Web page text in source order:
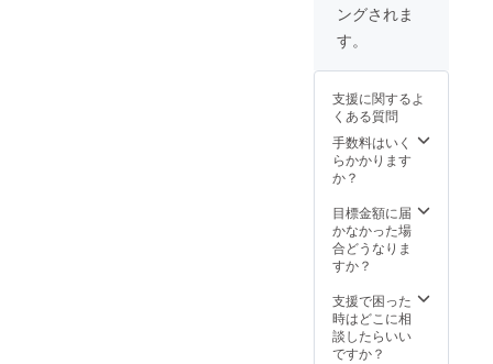
き1回、メンバー
3人とお客様との
集合チェキを無
料で撮影致しま
す。
ングされま
す。
支援に関するよ
くある質問
手数料はいく
らかかります
か？
目標金額に届
かなかった場
合どうなりま
すか？
支援で困った
時はどこに相
談したらいい
ですか？